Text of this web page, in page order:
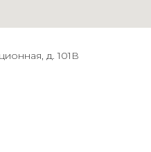
д. 101В